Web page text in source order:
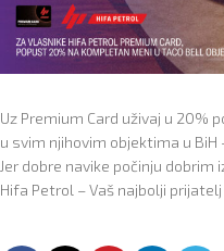
Uz Premium Card uživaj u 20%
u svim njihovim objektima u BiH
Jer dobre navike počinju dobrim
Hifa Petrol – Vaš najbolji